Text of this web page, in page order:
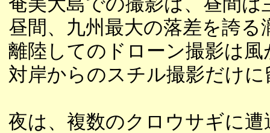
昼間、九州最大の落差を誇
離陸してのドローン撮影は
対岸からのスチル撮影だけ
夜は、複数のクロウサギに